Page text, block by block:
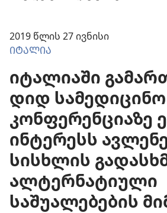
2019 წლის 27 ივნისი
ᲘᲢᲐᲚᲘᲐ
იტალიაში
დიდ სამედიცინო
კონფერენციაზე
ინტერესს
სისხლის
ალტერნატიული
საშუალებების